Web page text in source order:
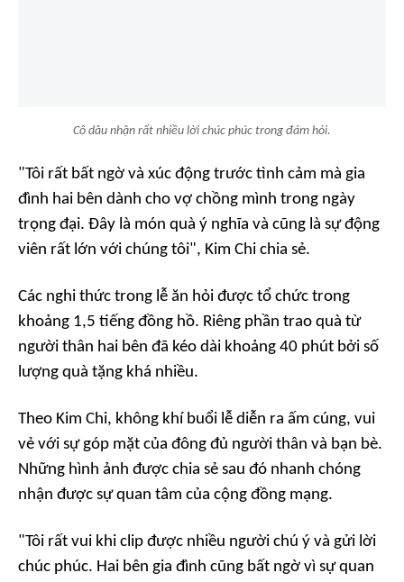
Cô dâu nhận rất nhiều lời chúc phúc trong đám hỏi.
"Tôi rất bất ngờ và xúc động trước tình cảm mà gia
đình hai bên dành cho vợ chồng mình trong ngày
trọng đại. Đây là món quà ý nghĩa và cũng là sự động
viên rất lớn với chúng tôi", Kim Chi chia sẻ.
Các nghi thức trong lễ ăn hỏi được tổ chức trong
khoảng 1,5 tiếng đồng hồ. Riêng phần trao quà từ
người thân hai bên đã kéo dài khoảng 40 phút bởi số
lượng quà tặng khá nhiều.
Theo Kim Chi, không khí buổi lễ diễn ra ấm cúng, vui
vẻ với sự góp mặt của đông đủ người thân và bạn bè.
Những hình ảnh được chia sẻ sau đó nhanh chóng
nhận được sự quan tâm của cộng đồng mạng.
"Tôi rất vui khi clip được nhiều người chú ý và gửi lời
chúc phúc. Hai bên gia đình cũng bất ngờ vì sự quan